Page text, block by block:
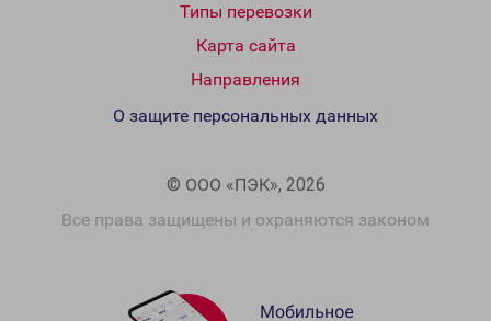
Типы перевозки
Карта сайта
Направления
© ООО «ПЭК», 2026
Все права защищены и охраняются законом
О защите персональных данных